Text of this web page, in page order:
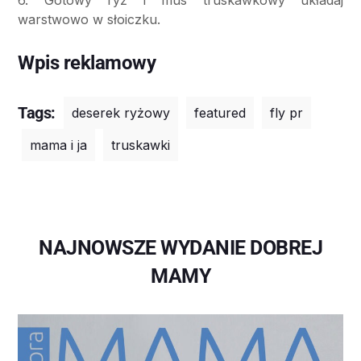
warstwowo w słoiczku.
Wpis reklamowy
Tags: deserek ryżowy featured
fly pr
mama i ja
truskawki
NAJNOWSZE WYDANIE DOBREJ
MAMY